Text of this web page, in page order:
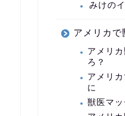
みけの
アメリカで
アメリ
ろ？
アメリ
に
獣医マ